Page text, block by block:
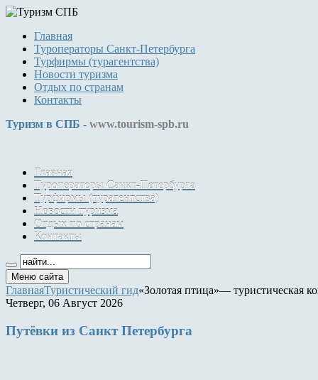
Главная
Туроператоры Санкт-Петербурга
Турфирмы (турагентства)
Новости туризма
Отдых по странам
Контакты
Туризм в СПБ - www.tourism-spb.ru
Главная
Туроператоры Санкт-Петербурга
Турфирмы (турагентства)
Новости туризма
Отдых по странам
Контакты
Меню сайта
ГлавнаяТуристический гид«Золотая птица»— туристическая
Четверг, 06 Август 2026
Путёвки из Санкт Петербурга